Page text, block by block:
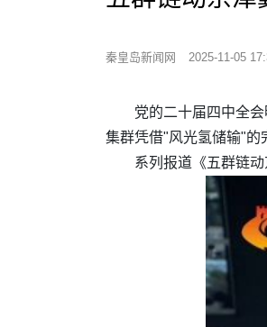
秦皇岛新闻网 2025-11-05
党的二十届四中全
集群凭借"风光氢储输"的
系列报道《五群链